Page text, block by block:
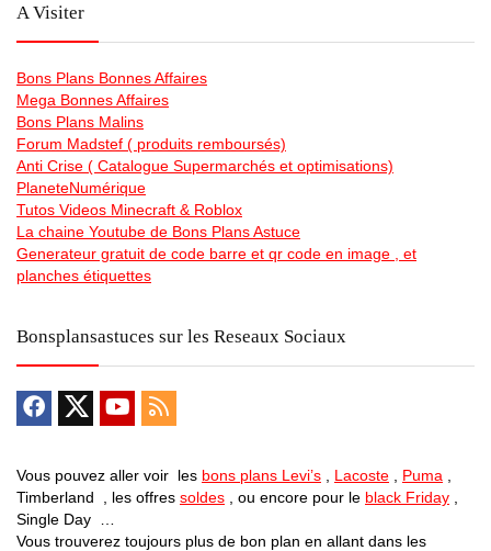
A Visiter
Bons Plans Bonnes Affaires
Mega Bonnes Affaires
Bons Plans Malins
Forum Madstef ( produits remboursés)
Anti Crise ( Catalogue Supermarchés et optimisations)
PlaneteNumérique
Tutos Videos Minecraft & Roblox
La chaine Youtube de Bons Plans Astuce
Generateur gratuit de code barre et qr code en image , et
planches étiquettes
Bonsplansastuces sur les Reseaux Sociaux
Vous pouvez aller voir les bons plans Levi’s Lacoste Puma
Timberland , les offres soldes , ou encore pour le black Friday
Single Day …
Vous trouverez toujours plus de bon plan en allant dans les